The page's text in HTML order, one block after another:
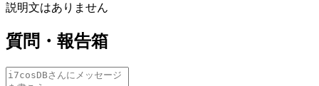
説明文はありません
質問・報告箱